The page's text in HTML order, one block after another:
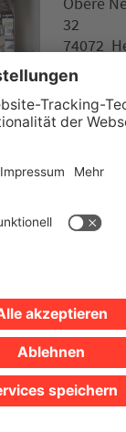
32
74072
Website
Fleiner
74072
Tel.